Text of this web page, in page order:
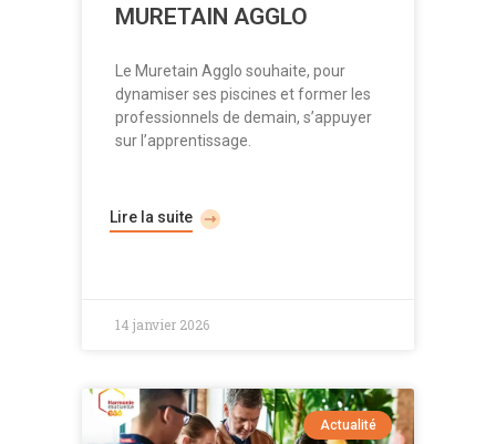
MURETAIN AGGLO
Le Muretain Agglo souhaite, pour
dynamiser ses piscines et former les
professionnels de demain, s’appuyer
sur l’apprentissage.
Lire la suite
14 janvier 2026
Actualité